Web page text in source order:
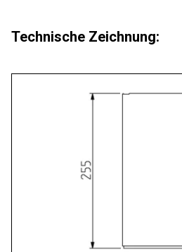
Technische Zeichnung: